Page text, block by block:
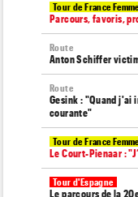
Tour de France
Parcours, favoris,
Route
Anton Schiffer
Route
Gesink : "Quand j'ai
courante"
Tour de France
Le Court-Pienaar :
Tour d'Espagne
Le parcours de la